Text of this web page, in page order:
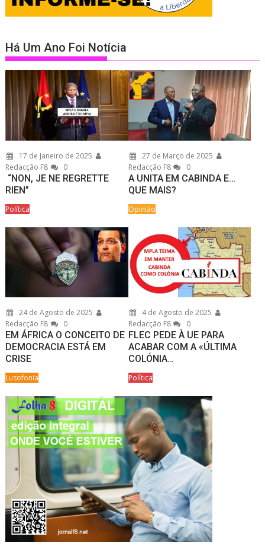
Há Um Ano Foi Notícia
17 de Janeiro de 2025
Redacção F8
0
“NON, JE NE REGRETTE
RIEN”
Política
27 de Março de 2025
Redacção F8
0
A UNITA EM CABINDA E…
QUE MAIS?
Opinião
24 de Agosto de 2025
Redacção F8
0
EM ÁFRICA O CONCEITO DE
DEMOCRACIA ESTÁ EM
CRISE
Lusofonia
4 de Agosto de 2025
Redacção F8
0
FLEC PEDE À UE PARA
ACABAR COM A «ÚLTIMA
COLÓNIA…
Política